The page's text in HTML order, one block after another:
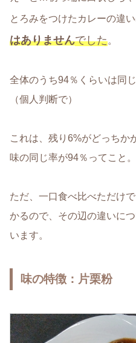
とろみをつけたカレーの違い
はありませんでした。
全体のうち94％くらいは同
（個人判断で）
これは、残り6%がどっちか
味の同じ率が94％ってこと。
ただ、一口食べ比べただけで
かるので、その辺の違いに
います。
味の特徴：片栗粉